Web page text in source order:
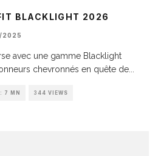
BLACKLIGHT 2026
2025
avec une gamme Blacklight
chevronnés en quête de
7 MN 344 VIEWS